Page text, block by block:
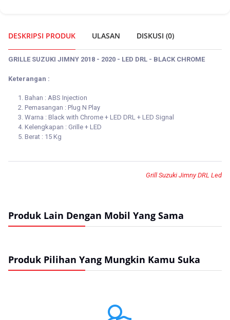
DESKRIPSI PRODUK ULASAN DISKUSI (0)
GRILLE SUZUKI JIMNY 2018 - 2020 - LED DRL - BLACK CHROME
Keterangan :
Bahan : ABS Injection
Pemasangan : Plug N Play
Warna : Black with Chrome + LED DRL + LED Signal
Kelengkapan : Grille + LED
Berat : 15 Kg
Grill Suzuki Jimny DRL Led
Produk Lain Dengan Mobil Yang Sama
Produk Pilihan Yang Mungkin Kamu Suka